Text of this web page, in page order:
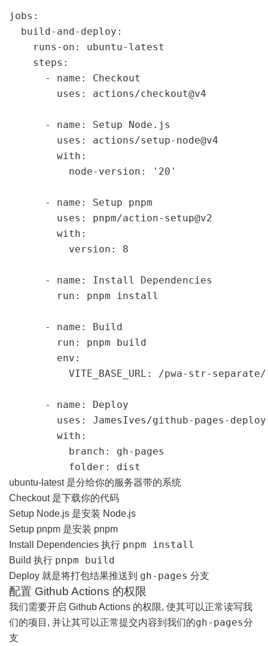
jobs:
  build-and-deploy:
    runs-on: ubuntu-latest
    steps:
      - name: Checkout
        uses: actions/checkout@v4
      - name: Setup Node.js
        uses: actions/setup-node@v4
        with:
          node-version: '20'
      - name: Setup pnpm
        uses: pnpm/action-setup@v2
        with:
          version: 8
      - name: Install Dependencies
        run: pnpm install
      - name: Build
        run: pnpm build
        env:
          VITE_BASE_URL: /pwa-str-separate/
      - name: Deploy
uses: JamesIves/github-pages-
        with:
          branch: gh-pages
          folder: dist
ubuntu-latest 是分给你的服务器带的系统
Checkout 是下载你的代码
Setup Node.js 是安装 Node.js
Setup pnpm 是安装 pnpm
Install Dependencies 执行 pnpm install
Build 执行 pnpm build
Deploy 就是将打包结果推送到 gh-pages 分支
配置 Github Actions 的权限
我们需要开启 Github Actions 的权限, 使其可以正常读写我
们的项目, 并让其可以正常提交内容到我们的gh-pages分
支